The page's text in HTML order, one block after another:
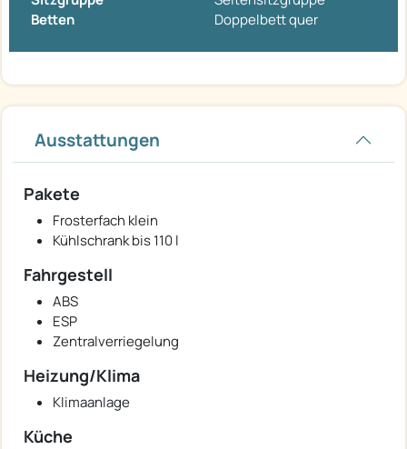
Betten
Doppelbett quer
Ausstattungen
Pakete
Frosterfach klein
Kühlschrank bis 110 l
Fahrgestell
ABS
ESP
Zentralverriegelung
Heizung/Klima
Klimaanlage
Küche